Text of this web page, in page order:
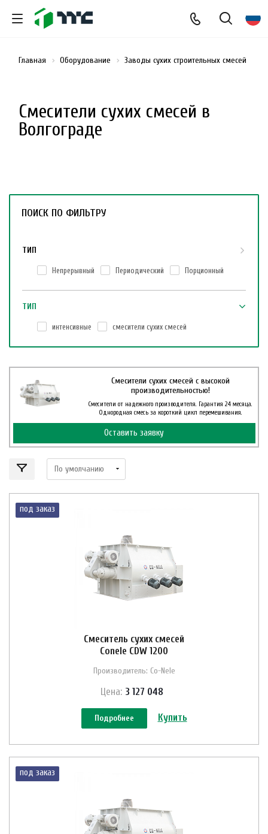
Смесители сухих смесей в
Волгограде
Главная Оборудование Заводы сухих строительных смесей
Смесители сухих смесей с высокой
производительностью!
Смесители от надежного производителя. Гарантия 24 месяца.
Однородная смесь за короткий цикл перемешивания.
Оставить заявку
под заказ
Смеситель сухих смесей
Conele CDW 1200
Производитель: Co-Nele
Цена: 3 127 048
Подробнее Купить
под заказ
ПОИСК ПО ФИЛЬТРУ
ТИП
Непрерывный Периодический Порционный
ТИП
интенсивные смесители сухих смесей